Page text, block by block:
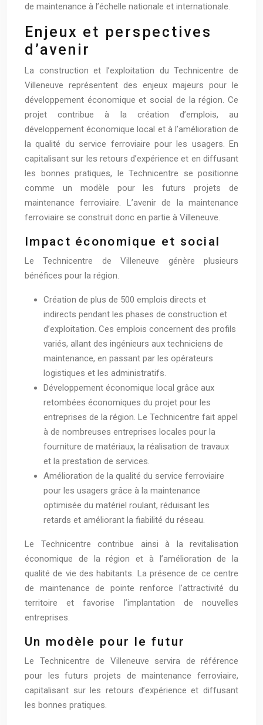
de maintenance à l’échelle nationale et internationale.
Enjeux et perspectives
d’avenir
La construction et l’exploitation du Technicentre de
Villeneuve représentent des enjeux majeurs pour le
développement économique et social de la région. Ce
projet contribue à la création d’emplois, au
développement économique local et à l’amélioration de
la qualité du service ferroviaire pour les usagers. En
capitalisant sur les retours d’expérience et en diffusant
les bonnes pratiques, le Technicentre se positionne
comme un modèle pour les futurs projets de
maintenance ferroviaire. L’avenir de la maintenance
ferroviaire se construit donc en partie à Villeneuve.
Impact économique et social
Le Technicentre de Villeneuve génère plusieurs
bénéfices pour la région.
Création de plus de 500 emplois directs et
indirects pendant les phases de construction et
d’exploitation. Ces emplois concernent des profils
variés, allant des ingénieurs aux techniciens de
maintenance, en passant par les opérateurs
logistiques et les administratifs.
Développement économique local grâce aux
retombées économiques du projet pour les
entreprises de la région. Le Technicentre fait appel
à de nombreuses entreprises locales pour la
fourniture de matériaux, la réalisation de travaux
et la prestation de services.
Amélioration de la qualité du service ferroviaire
pour les usagers grâce à la maintenance
optimisée du matériel roulant, réduisant les
retards et améliorant la fiabilité du réseau.
Le Technicentre contribue ainsi à la revitalisation
économique de la région et à l’amélioration de la
qualité de vie des habitants. La présence de ce centre
de maintenance de pointe renforce l’attractivité du
territoire et favorise l’implantation de nouvelles
entreprises.
Un modèle pour le futur
Le Technicentre de Villeneuve servira de référence
pour les futurs projets de maintenance ferroviaire,
capitalisant sur les retours d’expérience et diffusant
les bonnes pratiques.